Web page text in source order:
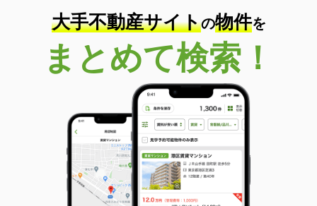
大手不動産サイトの物件を
まとめて検索！